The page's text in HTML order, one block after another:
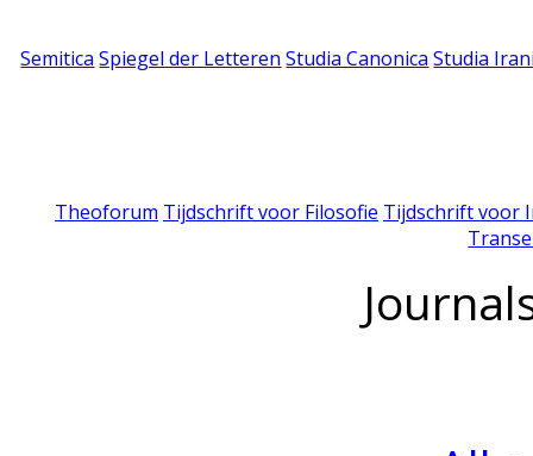
Semitica Spiegel der Letteren Studia Canonica Studia
Theoforum Tijdschrift voor Filosofie Tijdschrift voor